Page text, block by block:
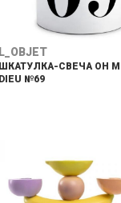
L_OBJET
ШКАТУЛКА-СВЕЧА OH
DIEU №69